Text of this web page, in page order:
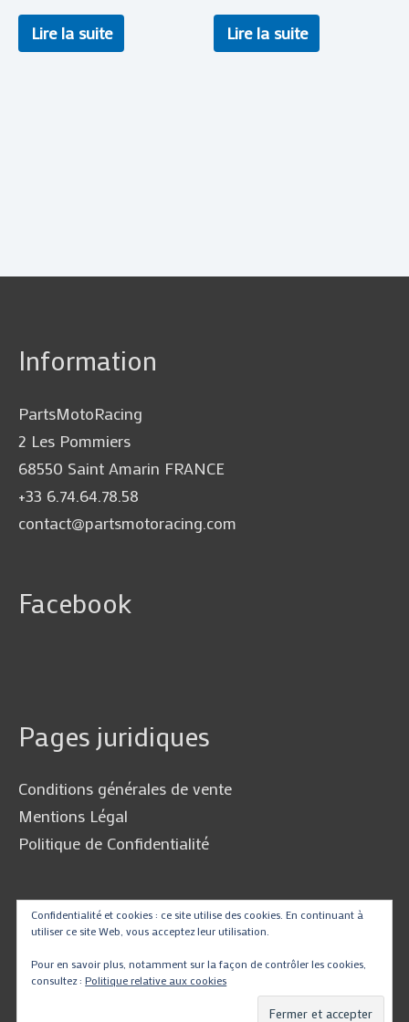
Lire la suite Lire la suite
Information
PartsMotoRacing
2 Les Pommiers
68550 Saint Amarin FRANCE
+33 6.74.64.78.58
contact@partsmotoracing.com
Facebook
Pages juridiques
Conditions générales de vente
Mentions Légal
Politique de Confidentialité
Traduire
Confidentialité et cookies : ce site utilise des cookies. En continuant à
utiliser ce site Web, vous acceptez leur utilisation.
Pour en savoir plus, notamment sur la façon de contrôler les cookies,
consultez :Politique relative aux cookies